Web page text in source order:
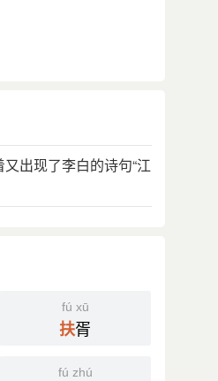
出现了李白的诗句“江
fú xū
扶胥
lǜ yè fú chífú zhú